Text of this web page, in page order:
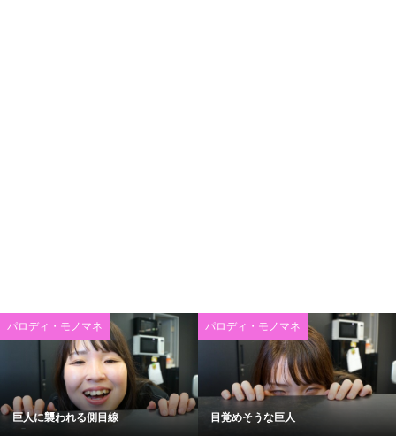
パロディ・モノマネ
巨人に襲われる側目線
パロディ・モノマネ
目覚めそうな巨人